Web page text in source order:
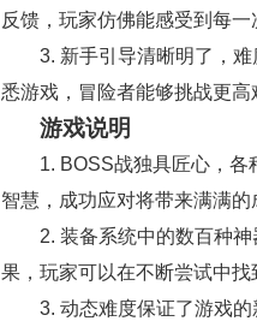
反馈，玩家仿佛能感受到每一
3. 新手引导清晰明了，
悉游戏，冒险者能够挑战更高
游戏说明
1. BOSS战独具匠心，
智慧，成功应对将带来满满的
2. 装备系统中的数百种
果，玩家可以在不断尝试中找
3. 动态难度保证了游戏